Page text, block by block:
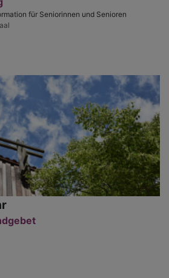
für Seniorinnen und Senioren